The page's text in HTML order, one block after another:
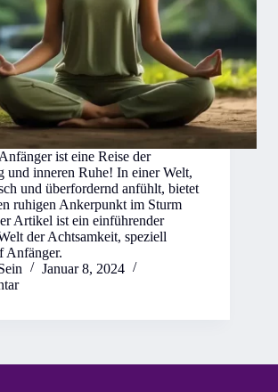
ist eine Reise der
und inneren Ruhe! In einer Welt,
und überfordernd anfühlt, bietet
ruhigen Ankerpunkt im Sturm
Artikel ist ein einführender
der Achtsamkeit, speziell
Anfänger.
Januar 8, 2024